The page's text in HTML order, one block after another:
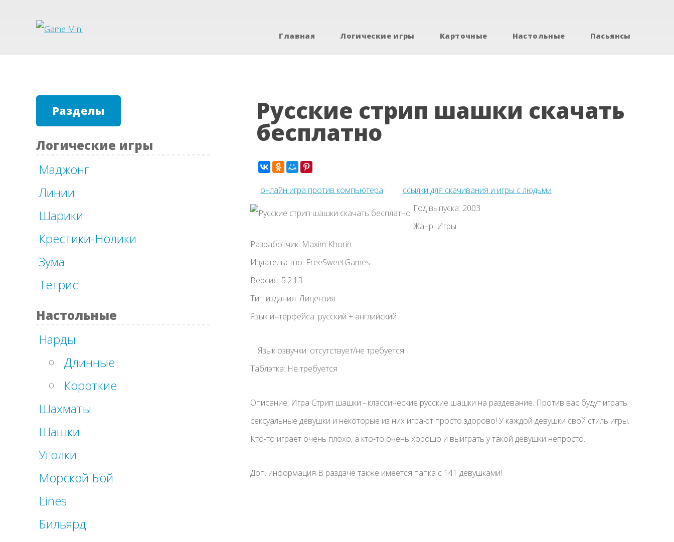
Главная Логические игры Карточные Настольные Пасьянсы
Разделы
Логические игры
Маджонг
Линии
Шарики
Крестики-Нолики
Зума
Тетрис
Настольные
Нарды
Длинные
Короткие
Шахматы
Шашки
Уголки
Морской Бой
Lines
Бильярд
Русские стрип шашки скачать
бесплатно
онлайн игра против компьютера
ссылки для скачивания и игры с людьми
Год выпуска: 2003
Жанр: Игры
Разработчик: Maxim Khorin
Издательство: FreeSweetGames
Версия: 5.2.13
Тип издания: Лицензия
Язык интерфейса: русский + английский
Язык озвучки: отсутствует/не требуется
Таблэтка: Не требуется
Описание: Игра Стрип шашки - классические русские шашки на раздевание. Против вас будут играть
сексуальные девушки и некоторые из них играют просто здорово! У каждой девушки свой стиль игры.
Кто-то играет очень плохо, а кто-то очень хорошо и выиграть у такой девушки непросто.
Доп. информация В раздаче также имеется папка с 141 девушками!